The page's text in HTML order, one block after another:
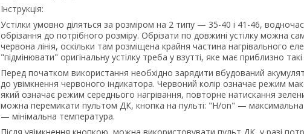
Інструкція:
Устілки умовно діляться за розміром на 2 типу — 35-40 і 41-46,
обрізання до потрібного розміру. Обрізати по довжині устілку можна
червона лінія, оскільки там розміщена крайня частина нагрівального
"підмінювати" оригінальну устілку треба у взутті, яке має приблизно
Перед початком використання необхідно зарядити вбудований
до увімкнення червоного індикатора. Червоний колір означає режим
який означає режим середнього нагрівання, повторне натискання
можна перемикати пультом ДК, кнопка на пульті: "H/on" —
— мінімальна температура.